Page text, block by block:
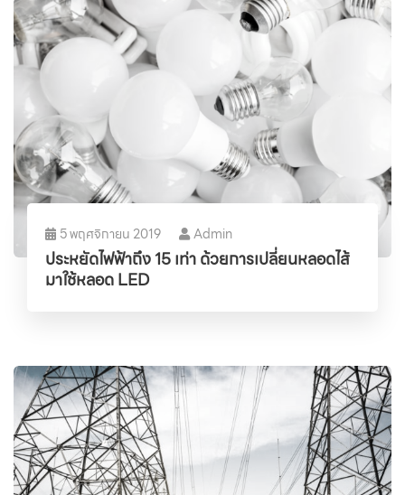
5 พฤศจิกายน 2019 Admin
ประหยัดไฟฟ้าถึง 15 เท่า ด้วยการเปลี่ยนหลอดไส้
มาใช้หลอด LED